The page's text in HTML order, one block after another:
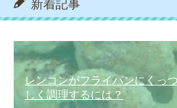
新着記事
レンコンがフライパンにくっ
しく調理するには？